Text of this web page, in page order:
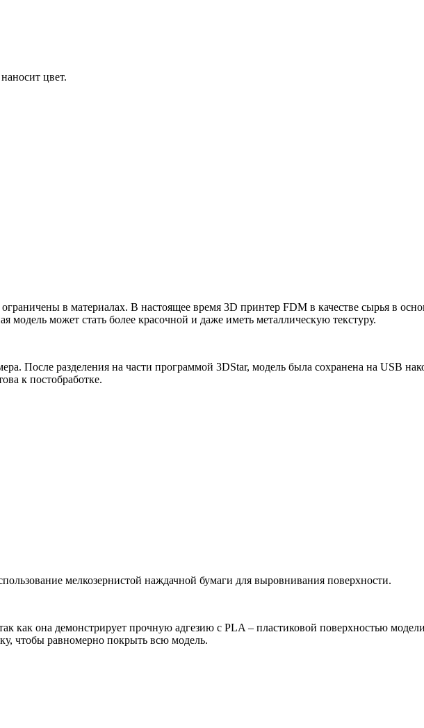
цвет.
в материалах. В настоящее время 3D принтер FDM в качестве сырья в
модель может стать более красочной и даже иметь металлическую текстуру.
После разделения на части программой 3DStar, модель была сохранена на USB
к постобработке.
мелкозернистой наждачной бумаги для выровнивания поверхности.
как она демонстрирует прочную адгезию с PLA – пластиковой поверхностью
чтобы равномерно покрыть всю модель.